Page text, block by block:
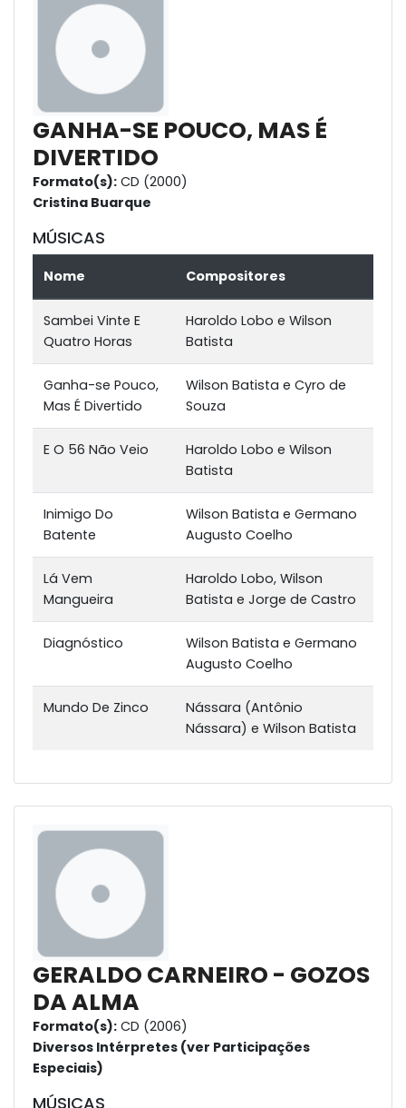
GANHA-SE POUCO, MAS É
DIVERTIDO
Formato(s): CD (2000)
Cristina Buarque
MÚSICAS
Nome Compositores
Sambei Vinte E
Quatro Horas
Haroldo Lobo e Wilson
Batista
Ganha-se Pouco,
Mas É Divertido
Wilson Batista e Cyro de
Souza
E O 56 Não Veio
Haroldo Lobo e Wilson
Batista
Inimigo Do
Batente
Wilson Batista e Germano
Augusto Coelho
Lá Vem
Mangueira
Haroldo Lobo, Wilson
Batista e Jorge de Castro
Diagnóstico
Wilson Batista e Germano
Augusto Coelho
Mundo De Zinco
Nássara (Antônio
Nássara) e Wilson Batista
GERALDO CARNEIRO - GOZOS
DA ALMA
Formato(s): CD (2006)
Diversos Intérpretes (ver Participações
Especiais)
MÚSICAS